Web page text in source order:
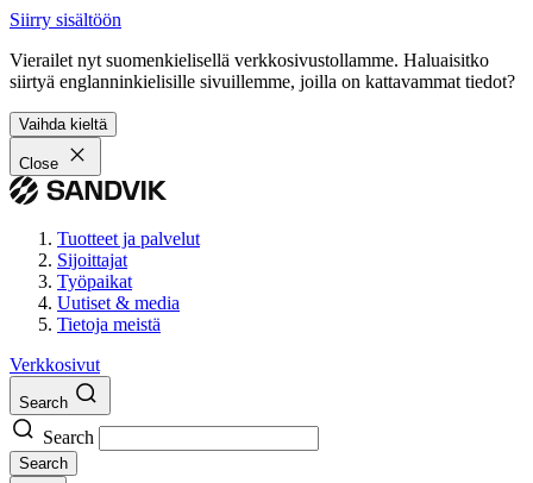
Siirry sisältöön
Vierailet nyt suomenkielisellä verkkosivustollamme. Haluaisitko
siirtyä englanninkielisille sivuillemme, joilla on kattavammat tiedot?
Vaihda kieltä
Close
Tuotteet ja palvelut
Sijoittajat
Työpaikat
Uutiset & media
Tietoja meistä
Verkkosivut
Search
Search
Search